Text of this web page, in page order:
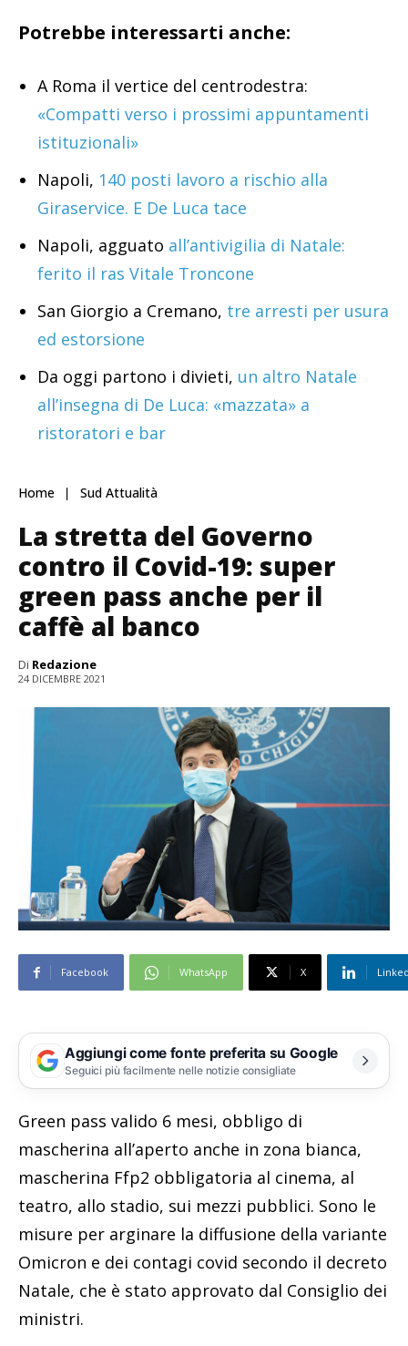
Potrebbe interessarti anche:
A Roma il vertice del centrodestra:
«Compatti verso i prossimi appuntamenti
istituzionali»
Napoli, 140 posti lavoro a rischio alla
Giraservice. E De Luca tace
Napoli, agguato all’antivigilia di Natale:
ferito il ras Vitale Troncone
San Giorgio a Cremano, tre arresti per usura
ed estorsione
Da oggi partono i divieti, un altro Natale
all’insegna di De Luca: «mazzata» a
ristoratori e bar
Home Sud Attualità
La stretta del Governo
contro il Covid-19: super
green pass anche per il
caffè al banco
Di Redazione
24 DICEMBRE 2021
Facebook WhatsApp X
Aggiungi come fonte preferita su Google
Seguici più facilmente nelle notizie consigliate
Green pass valido 6 mesi, obbligo di
mascherina all’aperto anche in zona bianca,
mascherina Ffp2 obbligatoria al cinema, al
teatro, allo stadio, sui mezzi pubblici. Sono le
misure per arginare la diffusione della variante
Omicron e dei contagi covid secondo il decreto
Natale, che è stato approvato dal Consiglio dei
ministri.